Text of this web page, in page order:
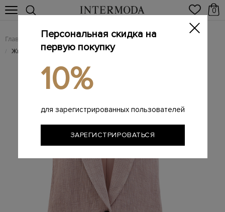
0
Главная Женщинам / Женская одежда / Женские жилеты
/ Жилет из льняного и хлопкового репса с цепочкой Мониль
Персональная скидка на
первую покупку
10%
для зарегистрированных пользователей
ЗАРЕГИСТРИРОВАТЬСЯ